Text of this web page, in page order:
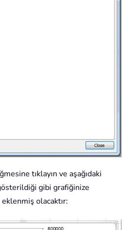
tıklayın ve aşağıdaki
gibi grafiğinize
olacaktır: